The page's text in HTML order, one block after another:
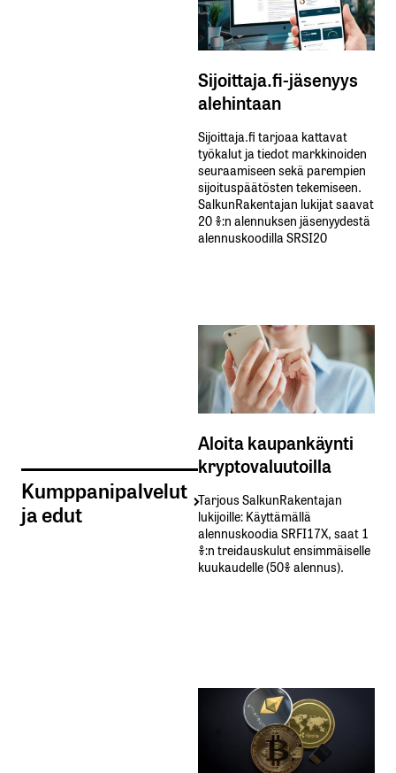
Kumppanipalvelut
ja edut
Sijoittaja.fi-jäsenyys
alehintaan
Sijoittaja.fi tarjoaa kattavat
työkalut ja tiedot markkinoiden
seuraamiseen sekä parempien
sijoituspäätösten tekemiseen.
SalkunRakentajan lukijat saavat
20 %:n alennuksen jäsenyydestä
alennuskoodilla SRSI20
Aloita kaupankäynti
kryptovaluutoilla
Tarjous SalkunRakentajan
lukijoille: Käyttämällä​ ​
alennuskoodia​ ​SRFI17X,​ ​saat​ ​1
%:n treidauskulut​ ​ensimmäiselle​ ​
kuukaudelle​ ​(50%​ ​alennus).